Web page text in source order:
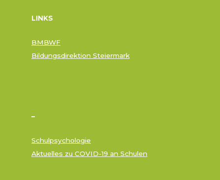
LINKS
BMBWF
Bildungsdirektion Steiermark
–
Schulpsychologie
Aktuelles zu COVID-19 an Schulen